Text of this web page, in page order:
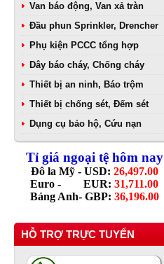
Van báo động, Van xả tràn
Đầu phun Sprinkler, Drencher
Phụ kiện PCCC tổng hợp
Dây báo cháy, Chống cháy
Thiết bị an ninh, Báo trộm
Thiết bị chống sét, Đếm sét
Dụng cụ bảo hộ, Cứu nạn
Tỉ giá ngoại tệ hôm nay
Đô la Mỹ - USD: 26,497.00
Euro - EUR: 31,711.00
Bảng Anh- GBP: 36,196.00
HỖ TRỢ TRỰC TUYẾN